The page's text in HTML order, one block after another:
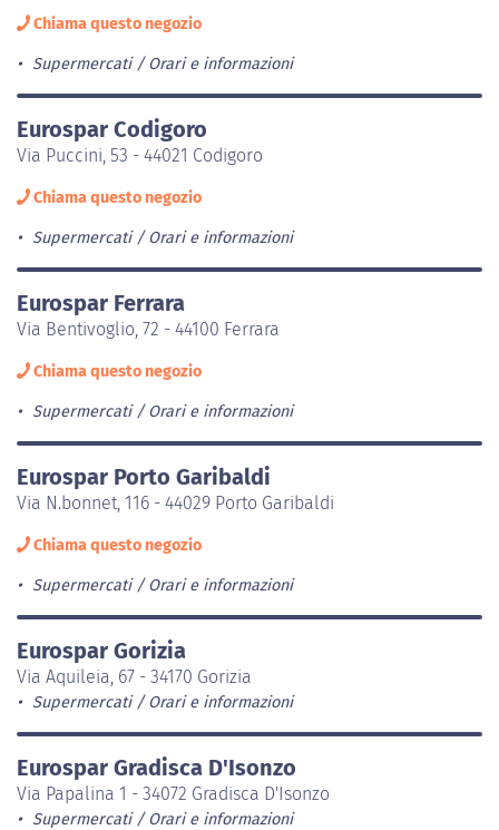
Chiama questo negozio
Supermercati Orari e informazioni
Eurospar Codigoro
Via Puccini, 53 - 44021 Codigoro
Chiama questo negozio
Supermercati Orari e informazioni
Eurospar Ferrara
Via Bentivoglio, 72 - 44100 Ferrara
Chiama questo negozio
Supermercati Orari e informazioni
Eurospar Porto Garibaldi
Via N.bonnet, 116 - 44029 Porto Garibaldi
Chiama questo negozio
Supermercati Orari e informazioni
Eurospar Gorizia
Via Aquileia, 67 - 34170 Gorizia
Supermercati Orari e informazioni
Eurospar Gradisca D'Isonzo
Via Papalina 1 - 34072 Gradisca D'Isonzo
Supermercati Orari e informazioni